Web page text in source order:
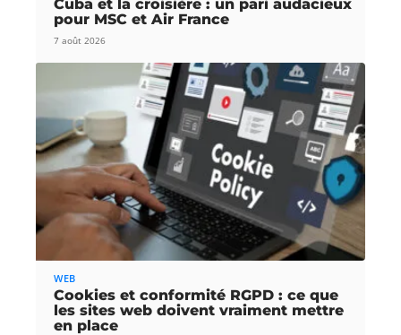
Cuba et la croisière : un pari audacieux
pour MSC et Air France
7 août 2026
WEB
Cookies et conformité RGPD : ce que
les sites web doivent vraiment mettre
en place